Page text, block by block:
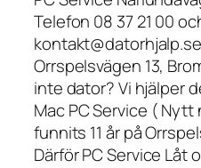
Telefon 08 37 21 00
Orrspelsvägen 13,
inte dator? Vi hjälper
Mac PC Service (
funnits 11 år på
Därför PC Service Låt